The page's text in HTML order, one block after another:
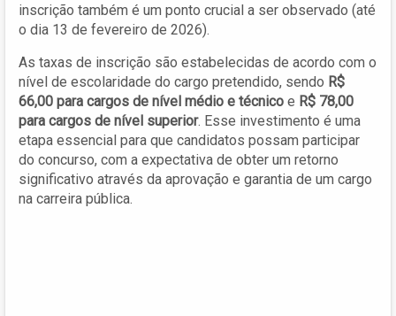
inscrição também é um ponto crucial a ser observado (até
o dia 13 de fevereiro de 2026).
As taxas de inscrição são estabelecidas de acordo com o
nível de escolaridade do cargo pretendido, sendo R$
66,00 para cargos de nível médio e técnico e R$ 78,00
para cargos de nível superior. Esse investimento é uma
etapa essencial para que candidatos possam participar
do concurso, com a expectativa de obter um retorno
significativo através da aprovação e garantia de um cargo
na carreira pública.